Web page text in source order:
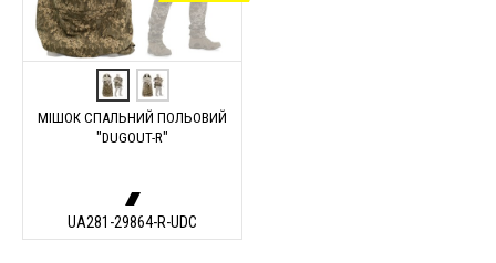
МІШОК СПАЛЬНИЙ ПОЛЬОВИЙ
"DUGOUT-R"
UA281-29864-R-UDC